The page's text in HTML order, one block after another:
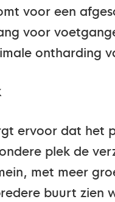
voor een
voor
ontharding
ervoor dat het
plek de
met meer
buurt zien